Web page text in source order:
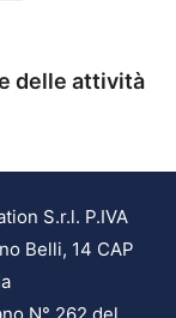
delle attività
S.r.l. P.IVA
Belli, 14 CAP